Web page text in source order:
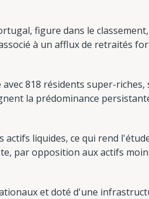
figure dans le classement,
à un afflux de retraités
818 résidents super-riches,
la prédominance
liquides, ce qui rend
par opposition aux actifs
et doté d'une